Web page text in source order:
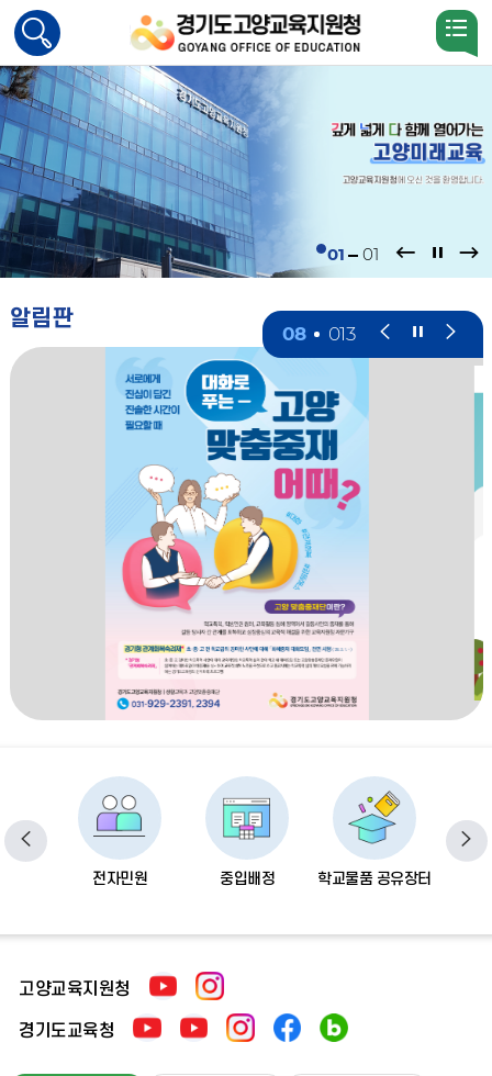
검색
활성화
01 01 01 01 01
알림판
08 013 팝업존팝업존팝업존
이전
전자민원 중입배정 학교물품 공유장터
고양교육지원청
경기도교육청